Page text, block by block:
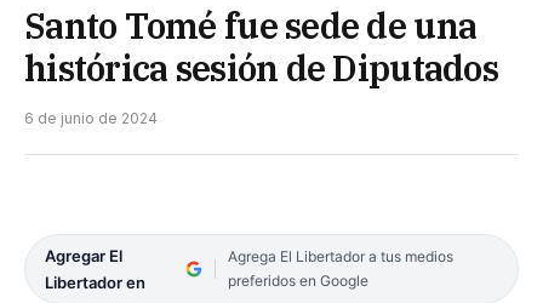
Santo Tomé fue sede de una
histórica sesión de Diputados
6 de junio de 2024
Agregar El
Libertador en
Agrega El Libertador a tus medios
preferidos en Google